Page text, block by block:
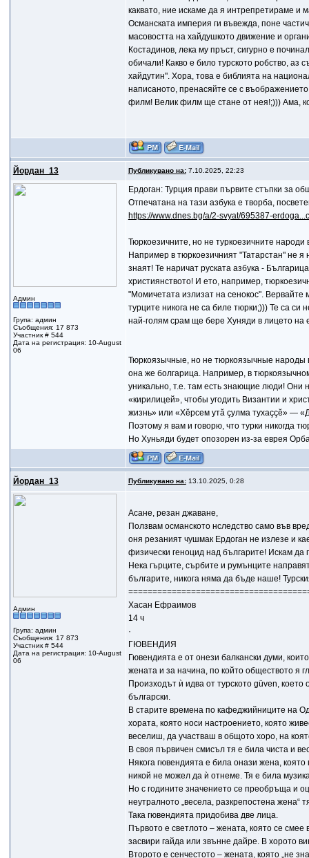
каквато, ние искаме да я интрепретираме
Османската империя ги въвежда, поне
масовостта на хайдушкото движение и
Костадинов, лека му пръст, сигурно е
обичали! Какво е било турското робство, аз
хайдутин". Хора, това е библията на
написаното, пренасяйте се с
филм! Велик филм ще стане от нея!;))) Ама,
Йордан_13 Публикувано на:7.10.2025, 22:23
Админ
Група: админ
Съобщения: 17 873
Участник # 544
Дата на регистрация: 10-August
06
Ердоган: Турция прави първите стъпки за
Отпечатана на тази азбука е творба,
https://www.dnes.bg/a/2-svyat/695387-
Тюркоезичните, но не туркоезичните
Например в тюркоезичният "Татарстан" не я
знаят! Те наричат руската азбука -
християнството! И ето, например,
"Момичетата излизат на сенокос". Вервайте
турците никога не са биле тюрки;))) Те са си
най-голям срам ще бере Хуняди в лицето на
Тюркоязычные, но не тюркоязычные народы
она же болгарица. Например, в
уникально, т.е. там есть знающие люди!
«кирилицей», чтобы угодить Византии и
жизнь» или «Хĕрсем утă çулмa тухаççĕ» —
Поэтому я вам и говорю, что турки никогда
Но Хуньяди будет опозорен из-за еврея
Йордан_13 Публикувано на:13.10.2025, 0:28
Админ
Група: админ
Съобщения: 17 873
Участник # 544
Дата на регистрация: 10-August
06
Асане, резан джаване,
Ползвам османското нследство само във
оня резаният чушмак Ердоган не излезе и
физически геноцид над българите! Искам
Нека гърците, сърбите и румънците
българите, никога няма да бъде наше!
Хасан Ефраимов
14 ч
·
ГЮВЕНДИЯ
Гювендията е от онези балкански думи,
жената и за начина, по който обществото я
Произходът ѝ идва от турското güven,
български.
В старите времена по кафеджийниците на
хората, която носи настроението, която
веселиш, да участваш в общото хоро, на
В своя първичен смисъл тя е била чиста и
Някога гювендията е била онази жена,
никой не можел да ѝ отнеме. Тя е била
Но с годините значението се преобръща и
неутралното „весела, разкрепостена жена“
Така гювендията придобива две лица.
Първото е светлото – жената, която се смее
засвири гайда или звънне дайре. В хорото
Второто е сенчестото – жената, която „не